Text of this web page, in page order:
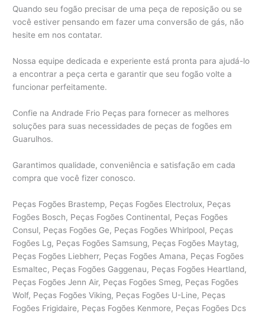
Quando seu fogão precisar de uma peça de reposição ou se
você estiver pensando em fazer uma conversão de gás, não
hesite em nos contatar.
Nossa equipe dedicada e experiente está pronta para ajudá-lo
a encontrar a peça certa e garantir que seu fogão volte a
funcionar perfeitamente.
Confie na Andrade Frio Peças para fornecer as melhores
soluções para suas necessidades de peças de fogões em
Guarulhos.
Garantimos qualidade, conveniência e satisfação em cada
compra que você fizer conosco.
Peças Fogões Brastemp, Peças Fogões Electrolux, Peças
Fogões Bosch, Peças Fogões Continental, Peças Fogões
Consul, Peças Fogões Ge, Peças Fogões Whirlpool, Peças
Fogões Lg, Peças Fogões Samsung, Peças Fogões Maytag,
Peças Fogões Liebherr, Peças Fogões Amana, Peças Fogões
Esmaltec, Peças Fogões Gaggenau, Peças Fogões Heartland,
Peças Fogões Jenn Air, Peças Fogões Smeg, Peças Fogões
Wolf, Peças Fogões Viking, Peças Fogões U-Line, Peças
Fogões Frigidaire, Peças Fogões Kenmore, Peças Fogões Dcs